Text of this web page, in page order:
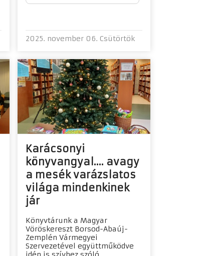
2025. november 06. Csütörtök
Karácsonyi
könyvangyal.... avagy
a mesék varázslatos
világa mindenkinek
jár
Könyvtárunk a Magyar
Vöröskereszt Borsod-Abaúj-
Zemplén Vármegyei
Szervezetével együttműködve